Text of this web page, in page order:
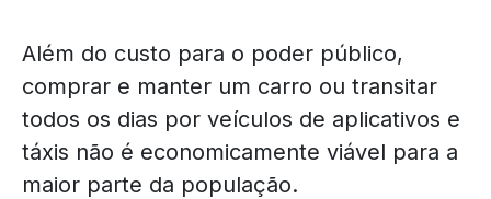
Além do custo para o poder público,
comprar e manter um carro ou transitar
todos os dias por veículos de aplicativos e
táxis não é economicamente viável para a
maior parte da população.